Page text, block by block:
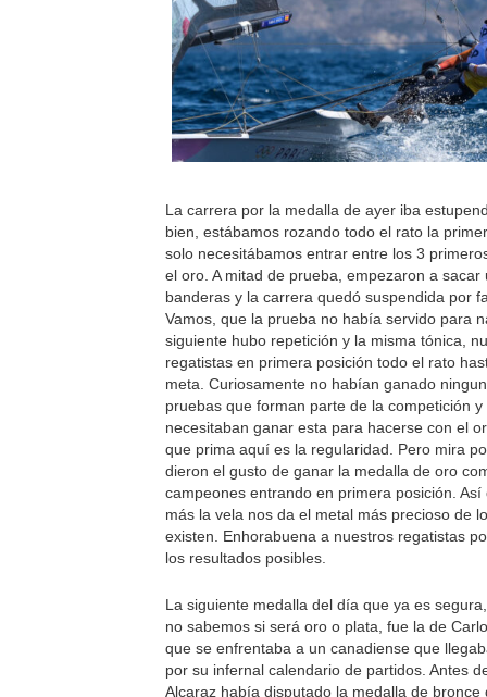
La carrera por la medalla de ayer iba
bien, estábamos rozando todo el rato la
solo necesitábamos entrar entre los 3
el oro. A mitad de prueba, empezaron a sacar
banderas y la carrera quedó suspendida por
Vamos, que la prueba no había servido para
siguiente hubo repetición y la misma tónica,
regatistas en primera posición todo el rato
meta. Curiosamente no habían ganado
pruebas que forman parte de la competición
necesitaban ganar esta para hacerse con el
que prima aquí es la regularidad. Pero mira
dieron el gusto de ganar la medalla de oro
campeones entrando en primera posición. Así
más la vela nos da el metal más precioso de
existen. Enhorabuena a nuestros regatistas
los resultados posibles.
La siguiente medalla del día que ya es
no sabemos si será oro o plata, fue la de
que se enfrentaba a un canadiense que
por su infernal calendario de partidos. Antes
Alcaraz había disputado la medalla de bronce